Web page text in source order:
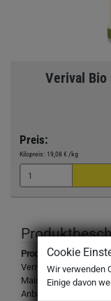
Verival Bio
Preis:
Kilopreis: 19,08 € /kg
Produktbezeichnung:
Verival Bio Protein
Maiswaffeln mit
Anbau
Cookie
Wir verwenden
Einige davon